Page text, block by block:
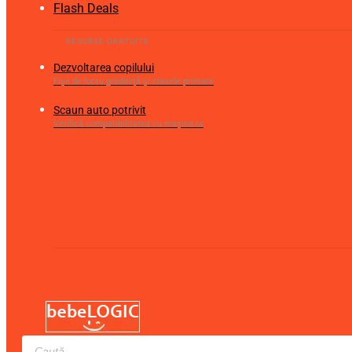
Flash Deals
Dezvoltarea copilului
Fișe de lucru gradiniță și clasele primare
Scaun auto potrivit
Verifică compatibilitatea cu mașina ta
Products